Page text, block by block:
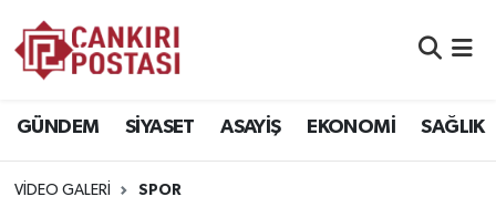
GÜNDEM SİYASET ASAYİŞ EKONOMİ SAĞLIK
VIDEO GALERI SPOR
ASAYİŞ
Namaz Vakitleri